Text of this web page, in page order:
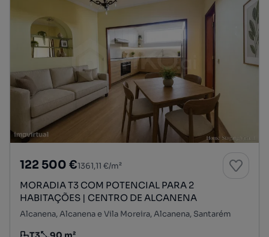
122 500 €1361,11 €/m²
MORADIA T3 COM POTENCIAL PARA 2
HABITAÇÕES | CENTRO DE ALCANENA
Alcanena, Alcanena e Vila Moreira, Alcanena, Santarém